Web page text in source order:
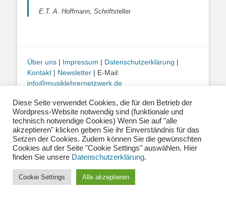
E.T. A. Hoffmann, Schriftsteller
Über uns | Impressum | Datenschutzerklärung |
Kontakt | Newsletter | E-Mail:
info@musiklehrernetzwerk.de
Fotos auf dieser Website siehe Impressum
Copyright © 2026Musiklehrernetzwerk 2.0. Alle Rechte vorbehalten.
Catch Base vonCatch Themes
Diese Seite verwendet Cookies, die für den Betrieb der
Wordpress-Website notwendig sind (funktionale und
technisch notwendige Cookies) Wenn Sie auf "alle
akzeptieren" klicken geben Sie ihr Einverständnis für das
Setzen der Cookies. Zudem können Sie die gewünschten
Cookies auf der Seite "Cookie Settings" auswählen. Hier
finden Sie unsere Datenschutzerklärung.
Cookie Settings Alle akzeptieren